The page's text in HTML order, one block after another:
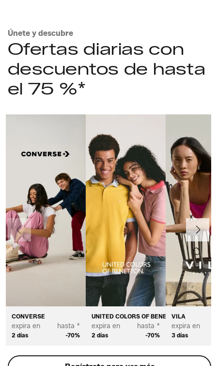
Únete y descubre
Ofertas diarias con
descuentos de hasta
el 75 %*
CONVERSE
expira en
2 días
hasta *
-70%
UNITED COLORS OF BENETTON
expira en
2 días
hasta *
-70%
VILA
expira en
3 días
Anteriormente